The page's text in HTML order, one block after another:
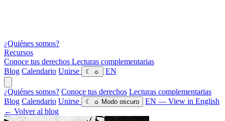
¿Quiénes somos?
Recursos
Conoce tus derechos Lecturas complementarias
Blog Calendario Unirse ☾ ☼ EN
¿Quiénes somos? Conoce tus derechos Lecturas complementarias
Blog Calendario Unirse ☾ ☼ Modo oscuro
EN — View in English
← Volver al blog